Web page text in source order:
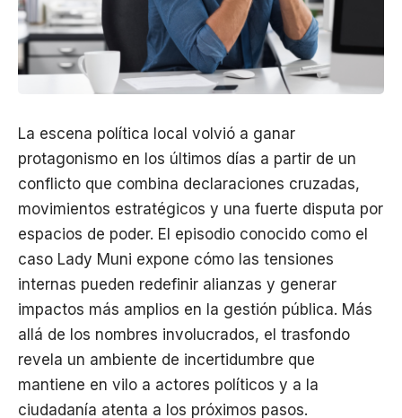
La escena política local volvió a ganar
protagonismo en los últimos días a partir de un
conflicto que combina declaraciones cruzadas,
movimientos estratégicos y una fuerte disputa por
espacios de poder. El episodio conocido como el
caso Lady Muni expone cómo las tensiones
internas pueden redefinir alianzas y generar
impactos más amplios en la gestión pública. Más
allá de los nombres involucrados, el trasfondo
revela un ambiente de incertidumbre que
mantiene en vilo a actores políticos y a la
ciudadanía atenta a los próximos pasos.